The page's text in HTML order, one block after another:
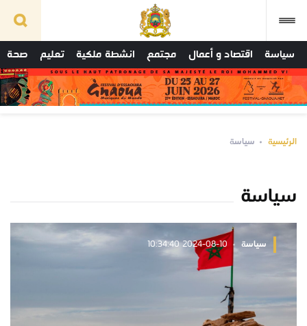
سياسة اقتصاد و أعمال مجتمع انشطة ملكية تعليم صحة
الرئيسية سياسة
سياسة
سياسة 2024-08-10 10:34:40